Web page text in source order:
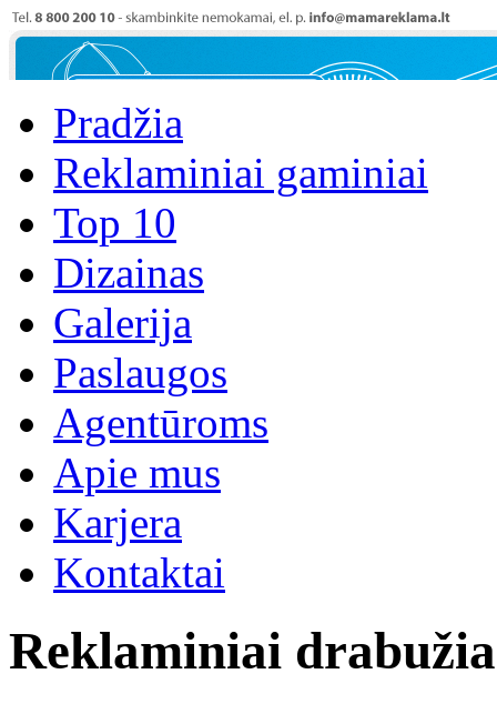
Pradžia
Reklaminiai gaminiai
Top 10
Dizainas
Galerija
Paslaugos
Agentūroms
Apie mus
Karjera
Kontaktai
Reklaminiai